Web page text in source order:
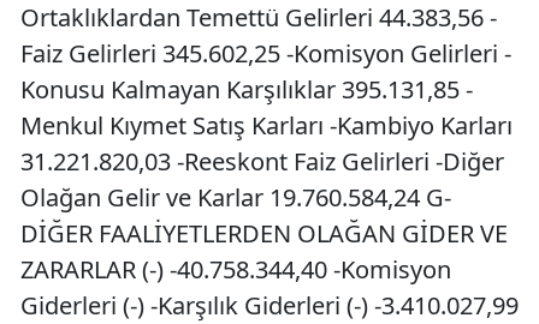
Ortaklıklardan Temettü Gelirleri 44.383,56 -
Faiz Gelirleri 345.602,25 -Komisyon Gelirleri -
Konusu Kalmayan Karşılıklar 395.131,85 -
Menkul Kıymet Satış Karları -Kambiyo Karları
31.221.820,03 -Reeskont Faiz Gelirleri -Diğer
Olağan Gelir ve Karlar 19.760.584,24 G-
DİĞER FAALİYETLERDEN OLAĞAN GİDER VE
ZARARLAR (-) -40.758.344,40 -Komisyon
Giderleri (-) -Karşılık Giderleri (-) -3.410.027,99